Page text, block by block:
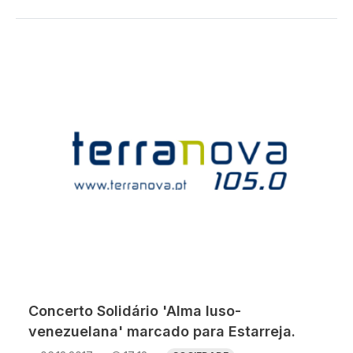
Concerto Solidário 'Alma luso-
venezuelana' marcado para Estarreja.